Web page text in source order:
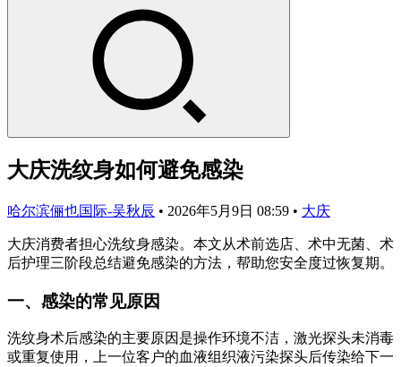
大庆洗纹身如何避免感染
哈尔滨俪也国际-吴秋辰 • 2026年5月9日 08:59 • 大庆
大庆消费者担心洗纹身感染。本文从术前选店、术中无菌、术
后护理三阶段总结避免感染的方法，帮助您安全度过恢复期。
一、感染的常见原因
洗纹身术后感染的主要原因是操作环境不洁，激光探头未消毒
或重复使用，上一位客户的血液组织液污染探头后传染给下一